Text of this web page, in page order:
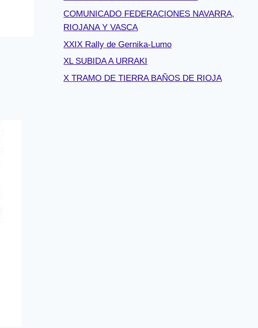
COMUNICADO FEDERACIONES NAVARRA,
RIOJANA Y VASCA
XXIX Rally de Gernika-Lumo
XL SUBIDA A URRAKI
X TRAMO DE TIERRA BAÑOS DE RIOJA